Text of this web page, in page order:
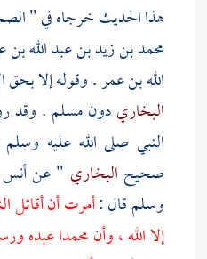
هذا الحديث خرجاه في "
محمد بن زيد بن عبد الله بن
الله بن عمر. وقوله إلا بحق
البخاريدونمسلم . وقد
النبي صلى الله عليه
صحيح البخاري " عنأنس
وسلم قال :أمرت أن أقاتل
إلا الله ، وأنمحمداعبده